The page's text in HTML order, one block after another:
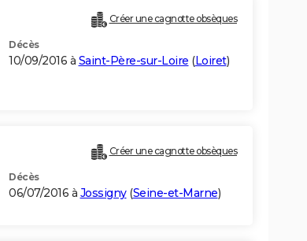
Créer une cagnotte obsèques
Décès
10/09/2016 à Saint-Père-sur-Loire (Loiret)
Créer une cagnotte obsèques
Décès
06/07/2016 à Jossigny(Seine-et-Marne)